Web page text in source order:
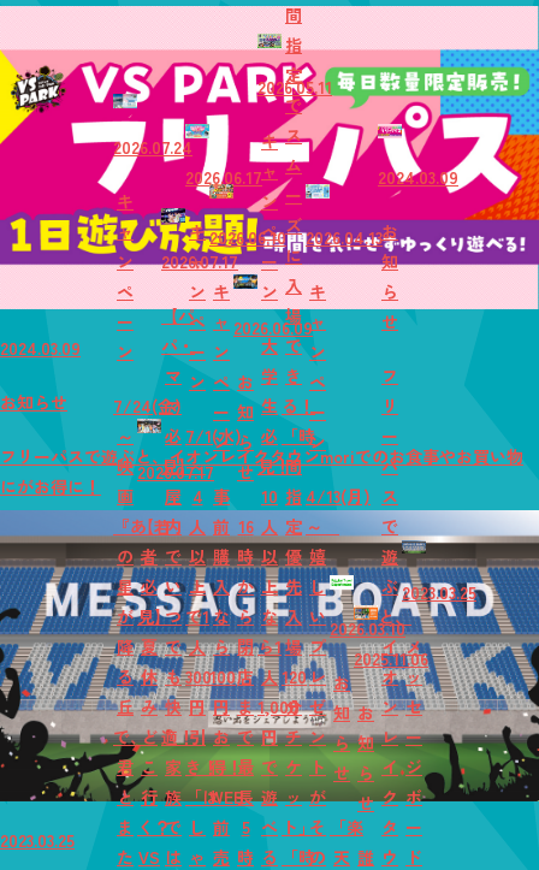
2026.07.24
キ
ャ
ン
ペ
ー
ン
7/24(金)
～
映
画
『あ
の
星
が
降
る
丘
で、
君
と
ま
た
2026.07.17
【若
者
必
見】
夏
休
み
ど
こ
行
く？
VS
2026.07.17
【パ
パ・
マ
マ
必
見】
屋
内
で
い
つ
で
も
快
適！
家
族
で
は
2026.06.17
キ
ャ
ン
ペ
ー
ン
7/1(水)
～
4
人
以
上
で1
人
300
円
引
き！
「は
し
ゃ
2026.06.10
キ
ャ
ン
ペ
ー
ン
事
前
購
入
な
ら
100
円
お
得！
WEB
前
売
2026.06.09
お
知
ら
せ
16
時
か
ら
閉
店
ま
で
最
長
5
時
2026.05.11
キ
ャ
ン
ペ
ー
ン
大
学
生
必
見！
10
人
以
上
な
ら1
人
1,000
円
で
遊
べ
る
間
指
定
で
ス
ム
ー
ズ
に
入
場
で
き
る！
「時
間
指
定
優
先
入
場
120
分
チ
ケ
ッ
ト」
「時
2026.04.13
キ
ャ
ン
ペ
ー
ン
4/13(月)
～
嬉
し
い
プ
レ
ゼ
ン
ト
が
そ
の
2026.03.10
お
知
ら
せ
「楽
天
2025.11.06
お
知
ら
せ
誰
2024.03.09
お
知
ら
せ
フ
リ
ー
パ
ス
で
遊
ぶ
と、
イ
オ
ン
レ
イ
ク
タ
ウ
2023.03.25
メ
ッ
セ
ー
ジ
ボ
ー
ド
2024.03.09
お知らせ
フリーパスで遊ぶと、イオンレイクタウンmoriでのお食事やお買い物
にがお得に！
2023.03.25